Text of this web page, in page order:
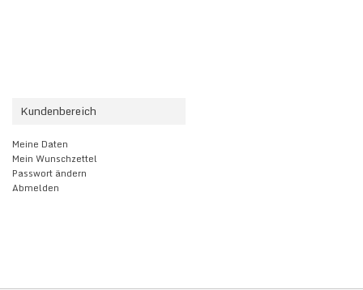
Kundenbereich
Meine Daten
Mein Wunschzettel
Passwort ändern
Abmelden